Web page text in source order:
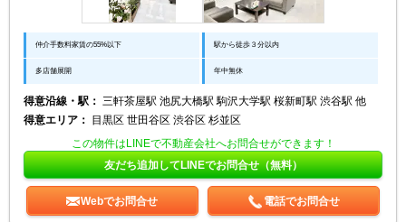
仲介手数料家賃の55%以下 駅から徒歩３分以内
多店舗展開 年中無休
得意沿線・駅：
三軒茶屋駅 池尻大橋駅 駒沢大学駅 桜新町駅 渋谷駅 他
得意エリア：
目黒区 世田谷区 渋谷区 杉並区
この物件はLINEで不動産会社へお問合せができます！
友だち追加してLINEでお問合せ（無料）
Webでお問合せ 電話でお問合せ